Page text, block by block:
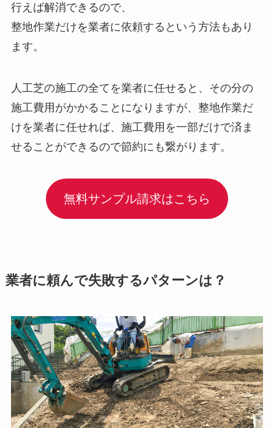
行えば解消できるので、
整地作業だけを業者に依頼するという方法もあり
ます。
人工芝の施工の全てを業者に任せると、その分の
施工費用がかかることになりますが、整地作業だ
けを業者に任せれば、施工費用を一部だけで済ま
せることができるので節約にも繋がります。
無料サンプル請求はこちら
業者に頼んで失敗するパターンは？